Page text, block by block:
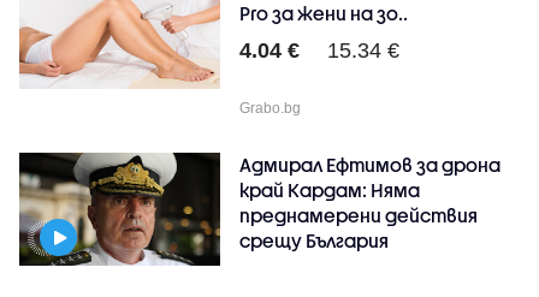
Pro за жени на зо..
4.04 € 15.34 €
Grabo.bg
Адмирал Ефтимов за дрона
край Кардам: Няма
преднамерени действия
срещу България